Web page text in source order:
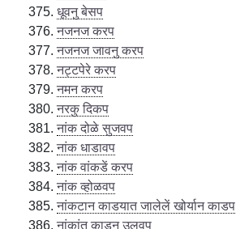
धूवनु बेसप
नजनज करप
नजनज जावनु करप
नट्टपेरे करप
नमन करप
नरकु दिकप
नांक दोळे सुजवप
नांक धाडावप
नांक वांकडें करप
नांक व्होळवप
नांकटान काडयात जालेलें खोर्यान काडप
नांकांतु काडून उलवप